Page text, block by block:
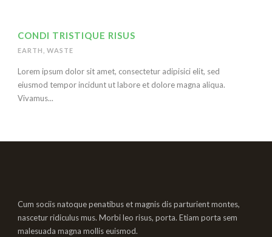
CONDI TRISTIQUE RISUS
EARTH WASTE
Lorem ipsum dolor sit amet, consectetur adipisici elit, sed
eiusmod tempor incidunt ut labore et dolore magna aliqua.
Vivamus...
Cum sociis natoque penatibus et magnis dis parturient montes,
nascetur ridiculus mus. Morbi leo risus, porta. Etiam porta sem
malesuada magna mollis euismod.